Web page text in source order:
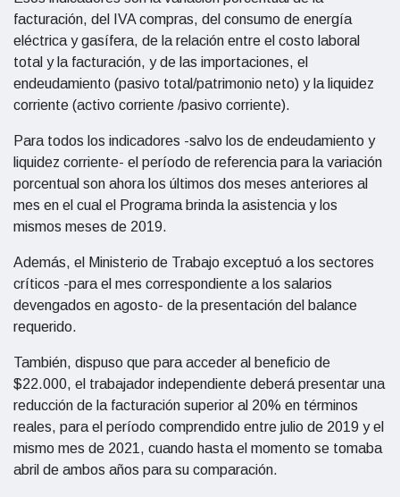
facturación, del IVA compras, del consumo de energía
eléctrica y gasífera, de la relación entre el costo laboral
total y la facturación, y de las importaciones, el
endeudamiento (pasivo total/patrimonio neto) y la liquidez
corriente (activo corriente /pasivo corriente).
Para todos los indicadores -salvo los de endeudamiento y
liquidez corriente- el período de referencia para la variación
porcentual son ahora los últimos dos meses anteriores al
mes en el cual el Programa brinda la asistencia y los
mismos meses de 2019.
Además, el Ministerio de Trabajo exceptuó a los sectores
críticos -para el mes correspondiente a los salarios
devengados en agosto- de la presentación del balance
requerido.
También, dispuso que para acceder al beneficio de
$22.000, el trabajador independiente deberá presentar una
reducción de la facturación superior al 20% en términos
reales, para el período comprendido entre julio de 2019 y el
mismo mes de 2021, cuando hasta el momento se tomaba
abril de ambos años para su comparación.